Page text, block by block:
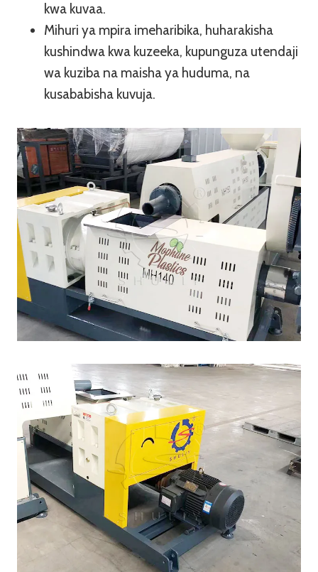
kwa kuvaa.
Mihuri ya mpira imeharibika, huharakisha
kushindwa kwa kuzeeka, kupunguza utendaji
wa kuziba na maisha ya huduma, na
kusababisha kuvuja.